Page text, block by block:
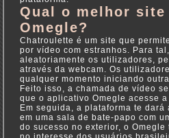
Qual o melhor site
Omegle?
Chatroulette é um site que
por vídeo com estranhos. Para
aleatoriamente os utilizadores,
através da webcam. Os
qualquer momento iniciando outra
Feito isso, a chamada de vídeo
que o aplicativo Omegle acesse
Em seguida, a plataforma te
em uma sala de bate-papo com
do sucesso no exterior, o Omegle